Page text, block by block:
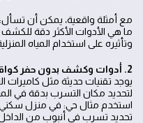
مع أمثلة واقعية، يمكن أن تسأل:
ما هي الأدوات الأكثر دقة
وتأثيره على استخدام المياه
2. أدوات وكشف بدون حفر كواقع ميداني
يوجد تقنيات حديثة مثل
لتحديد مكان التسرب بدقة في
استخدم مثال حي: في منزل سكني
تحديد تسرب في أنبوب من